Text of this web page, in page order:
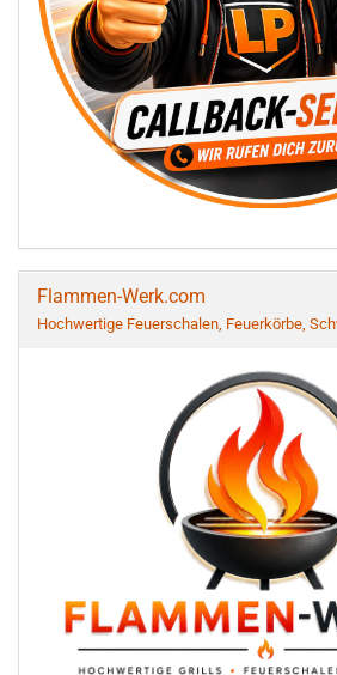
Flammen-Werk.com
Hochwertige Feuerschalen, Feuerkörbe,